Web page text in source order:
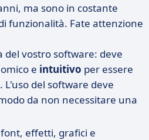
ma sono in costante
funzionalità. Fate attenzione
del vostro software: deve
e intuitivo per essere
del software deve
da non necessitare una
effetti, grafici e